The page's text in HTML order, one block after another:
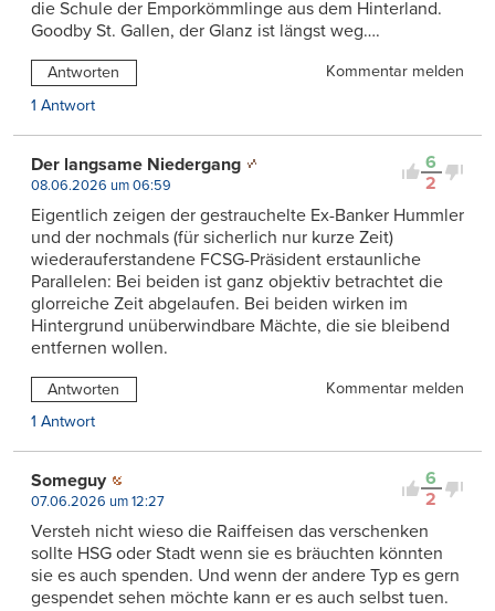
die Schule der Emporkömmlinge aus dem Hinterland.
Goodby St. Gallen, der Glanz ist längst weg….
Antworten
Kommentar melden
1 Antwort
6
2
Der langsame Niedergang
08.06.2026 um 06:59
Eigentlich zeigen der gestrauchelte Ex-Banker Hummler
und der nochmals (für sicherlich nur kurze Zeit)
wiederauferstandene FCSG-Präsident erstaunliche
Parallelen: Bei beiden ist ganz objektiv betrachtet die
glorreiche Zeit abgelaufen. Bei beiden wirken im
Hintergrund unüberwindbare Mächte, die sie bleibend
entfernen wollen.
Antworten
Kommentar melden
1 Antwort
6
2
Someguy
07.06.2026 um 12:27
Versteh nicht wieso die Raiffeisen das verschenken
sollte HSG oder Stadt wenn sie es bräuchten könnten
sie es auch spenden. Und wenn der andere Typ es gern
gespendet sehen möchte kann er es auch selbst tuen.